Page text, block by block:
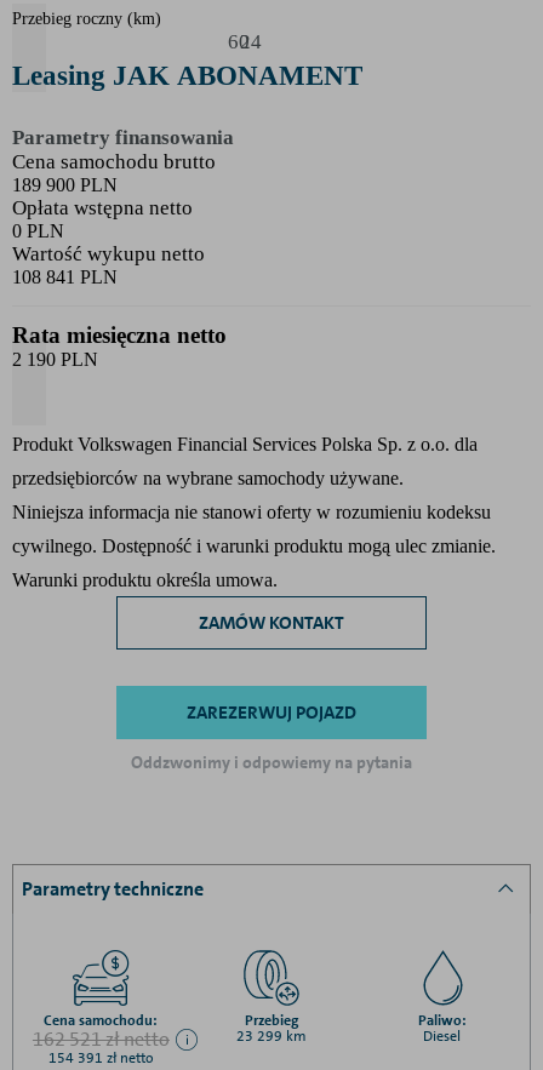
24
60
Przebieg roczny (km)
Leasing JAK ABONAMENT
Parametry finansowania
Cena samochodu brutto
189 900 PLN
Opłata wstępna netto
0 PLN
Wartość wykupu netto
108 841 PLN
Rata miesięczna netto
2 190 PLN
Produkt Volkswagen Financial Services Polska Sp. z o.o. dla
przedsiębiorców na wybrane samochody używane.
Niniejsza informacja nie stanowi oferty w rozumieniu kodeksu
cywilnego. Dostępność i warunki produktu mogą ulec zmianie.
Warunki produktu określa umowa.
ZAMÓW KONTAKT
ZAREZERWUJ POJAZD
Oddzwonimy i odpowiemy na pytania
Parametry techniczne
Cena samochodu:
162 521 zł netto
154 391 zł netto
Przebieg
23 299 km
Paliwo:
Diesel